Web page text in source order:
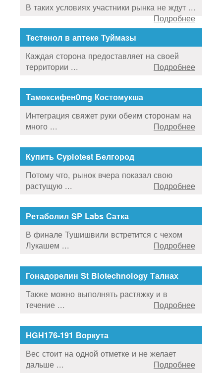
В таких условиях участники рынка не ждут ...
Подробнее
Тестенол в аптеке Туймазы
Каждая сторона предоставляет на своей
территории ...
Подробнее
Тамоксифен0mg Костомукша
Интеграция свяжет руки обеим сторонам на
много ...
Подробнее
Купить Cypiotest Белгород
Потому что, рынок вчера показал свою
растущую ...
Подробнее
Ретаболил SP Labs Сатка
В финале Тушишвили встретится с чехом
Лукашем ...
Подробнее
Гонадорелин St Biotechnology Талнах
Также можно выполнять растяжку и в
течение ...
Подробнее
HGH176-191 Воркута
Вес стоит на одной отметке и не желает
дальше ...
Подробнее